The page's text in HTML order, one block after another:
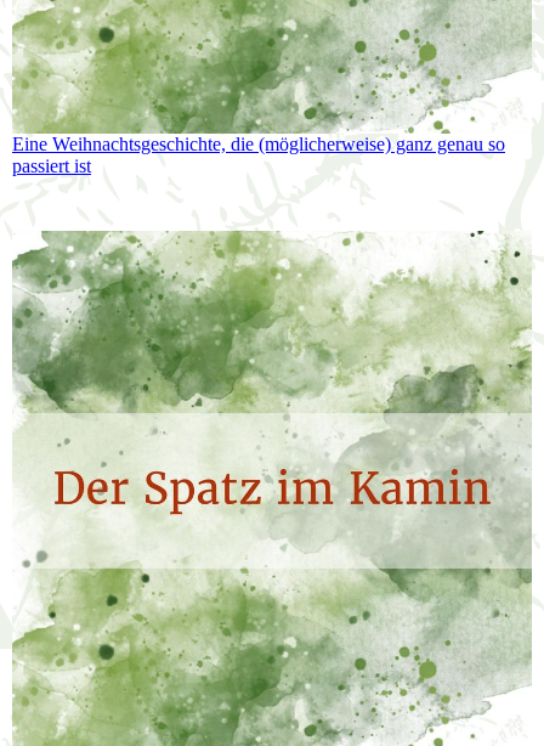
Eine Weihnachtsgeschichte, die (möglicherweise) ganz genau so
passiert ist